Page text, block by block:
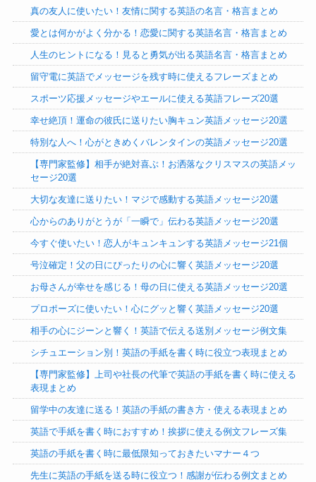
真の友人に使いたい！友情に関する英語の名言・格言まとめ
愛とは何かがよく分かる！恋愛に関する英語名言・格言まとめ
人生のヒントになる！見ると勇気が出る英語名言・格言まとめ
留守電に英語でメッセージを残す時に使えるフレーズまとめ
スポーツ応援メッセージやエールに使える英語フレーズ20選
幸せ絶頂！運命の彼氏に送りたい胸キュン英語メッセージ20選
特別な人へ！心がときめくバレンタインの英語メッセージ20選
【専門家監修】相手が絶対喜ぶ！お洒落なクリスマスの英語メッ
セージ20選
大切な友達に送りたい！マジで感動する英語メッセージ20選
心からのありがとうが「一瞬で」伝わる英語メッセージ20選
今すぐ使いたい！恋人がキュンキュンする英語メッセージ21個
号泣確定！父の日にぴったりの心に響く英語メッセージ20選
お母さんが幸せを感じる！母の日に使える英語メッセージ20選
プロポーズに使いたい！心にグッと響く英語メッセージ20選
相手の心にジーンと響く！英語で伝える送別メッセージ例文集
シチュエーション別！英語の手紙を書く時に役立つ表現まとめ
【専門家監修】上司や社長の代筆で英語の手紙を書く時に使える
表現まとめ
留学中の友達に送る！英語の手紙の書き方・使える表現まとめ
英語で手紙を書く時におすすめ！挨拶に使える例文フレーズ集
英語の手紙を書く時に最低限知っておきたいマナー４つ
先生に英語の手紙を送る時に役立つ！感謝が伝わる例文まとめ